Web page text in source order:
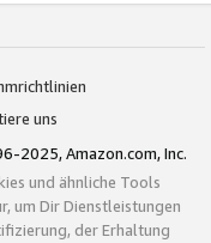
uns
2025, Amazon.com, Inc.
und ähnliche Tools
um Dir Dienstleistungen
der Erhaltung